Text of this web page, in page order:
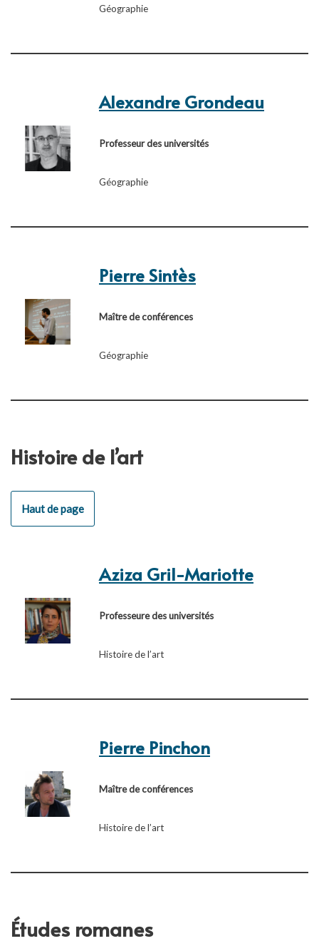
Géographie
Alexandre Grondeau
Professeur des universités
Géographie
Pierre Sintès
Maître de conférences
Géographie
Histoire de l’art
Haut de page
Aziza Gril-Mariotte
Professeure des universités
Histoire de l’art
Pierre Pinchon
Maître de conférences
Histoire de l’art
Études romanes